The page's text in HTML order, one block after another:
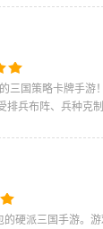
三国策略卡牌手
兵布阵、兵种克
硬派三国手游。